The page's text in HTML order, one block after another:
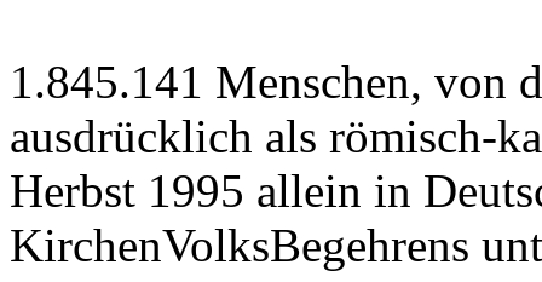
1.845.141 Menschen, von
ausdrücklich als römisch-
Herbst 1995 allein in
KirchenVolksBegehrens